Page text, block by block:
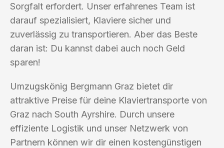
Sorgfalt erfordert. Unser erfahrenes Team ist
darauf spezialisiert, Klaviere sicher und
zuverlässig zu transportieren. Aber das Beste
daran ist: Du kannst dabei auch noch Geld
sparen!
Umzugskönig Bergmann Graz bietet dir
attraktive Preise für deine Klaviertransporte von
Graz nach South Ayrshire. Durch unsere
effiziente Logistik und unser Netzwerk von
Partnern können wir dir einen kostengünstigen